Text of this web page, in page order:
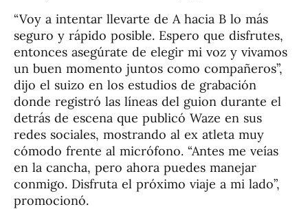
“Voy a intentar llevarte de A hacia B lo más
seguro y rápido posible. Espero que disfrutes,
entonces asegúrate de elegir mi voz y vivamos
un buen momento juntos como compañeros”,
dijo el suizo en los estudios de grabación
donde registró las líneas del guion durante el
detrás de escena que publicó Waze en sus
redes sociales, mostrando al ex atleta muy
cómodo frente al micrófono. “Antes me veías
en la cancha, pero ahora puedes manejar
conmigo. Disfruta el próximo viaje a mi lado”,
promocionó.